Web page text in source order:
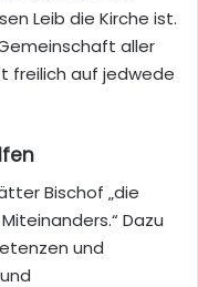
Leib die Kirche ist.
aller
freilich auf jedwede
Bischof „die
Dazu
und